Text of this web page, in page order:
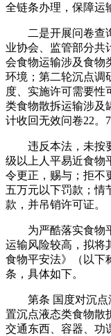
全链条办理，保障运
二是开展问卷查询
业协会、监管部分共
会食物运输涉及食物
环境；第二轮沉点调
度、实施许可需要性
类食物散拆运输涉及
计收回无效问卷22。
违反本法，未按要
级以上人平易近食物
令更正，赐与；拒不
五万元以下罚款；情
款，并吊销许可证。
为严酷落实食物平
运输风险较高，拟将
食物平安法》（以下
条，具体如下。
第条 国度对沉点
置沉点液态类食物散
交通东西、容器、功